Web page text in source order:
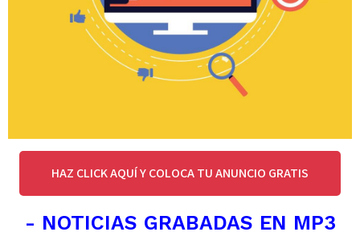
HAZ CLICK AQUÍ Y COLOCA TU ANUNCIO GRATIS
- NOTICIAS GRABADAS EN MP3